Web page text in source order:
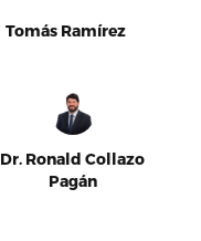
Tomás Ramírez
Dr. Ronald Collazo
Pagán